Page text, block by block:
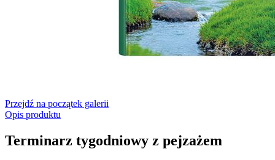
Przejdź na początek galerii
Opis produktu
Terminarz tygodniowy z pejzażem